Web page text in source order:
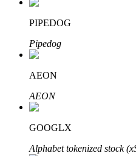
Leer staken
Meer informatie over het
Bitrue
PIPEDOG
Pipedog
AEON
AEON
GOOGLX
Alphabet tokenized stock